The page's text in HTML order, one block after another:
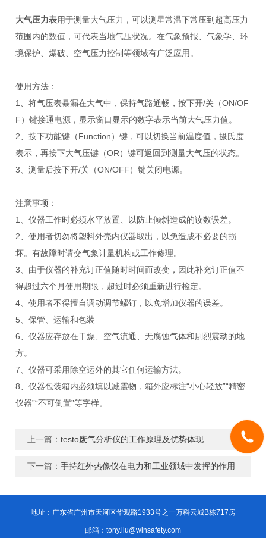
大气压力表用于测量大气压力，可以测星常温下常压到超高压力
范围内的数值，可代表当地气压状况。在气象预报、气象学、环
境保护、爆破、空气压力控制等领域有广泛应用。
使用方法：
1、将气压表暴漏在大气中，保持气路通畅，按下开/关（ON/OF
F）键接通电源，显示窗口显示的数字表示当前大气压力值。
2、按下功能键（Function）键，可以切换当前温度值，摄氏度
表示，再按下大气压键（OR）键可返回到测量大气压的状态。
3、测量后按下开/关（ON/OFF）键关闭电源。
注意事项：
1、仪器工作时必须水平放置、以防止倾斜造成的读数误差。
2、使用者切勿将塑料外壳内仪器取出，以免造成不必要的损
坏。有故障时请交气象计量机构或工作修理。
3、由于仪器的补充订正值随时时间而改变，因此补充订正值不
得超过六个月使用期限，超过时必须重新进行检定。
4、使用者不得擅自调动调节螺钉，以免增加仪器的误差。
5、保管、运输和包装
6、仪器应存放在干燥、空气流通、无腐蚀气体和剧烈震动的地
方。
7、仪器可采用除空运外的其它任何运输方法。
8、仪器包装箱内必须填以减震物，箱外应标注“小心轻放”“精密
仪器”“不可倒置”等字样。
上一篇：testo废气分析仪的工作原理及优势体现
下一篇：手持红外热像仪在电力和工业领域中发挥的作用
地址：广东省广州市天河区华观路1933号之一万科云城B栋717房
邮箱：tony.liu@winsafety.com